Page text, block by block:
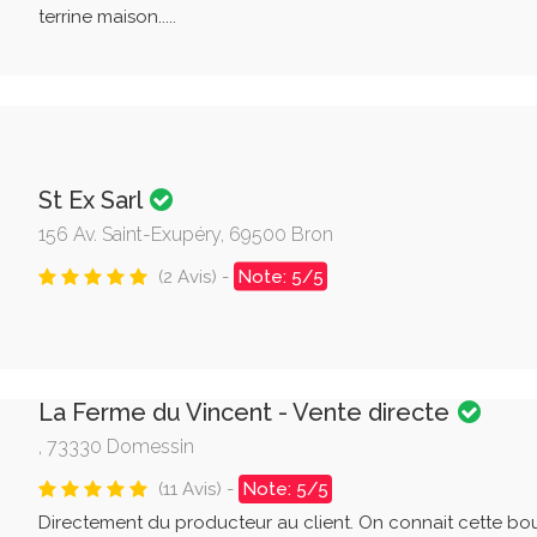
terrine maison.....
St Ex Sarl
156 Av. Saint-Exupéry, 69500 Bron
(2 Avis) - Note: 5/5
La Ferme du Vincent - Vente directe
, 73330 Domessin
(11 Avis) - Note: 5/5
Directement du producteur au client. On connait cette